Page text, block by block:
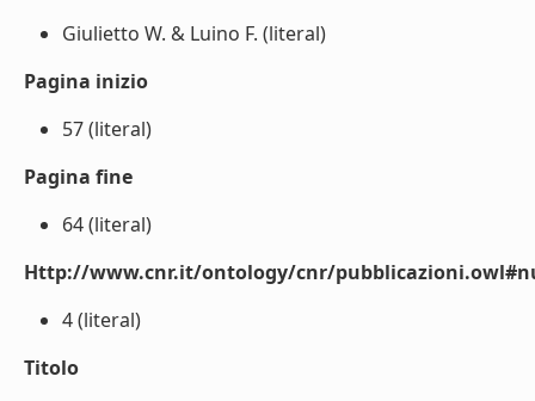
Giulietto W. & Luino F. (literal)
Pagina inizio
57 (literal)
Pagina fine
64 (literal)
Http://www.cnr.it/ontology/cnr/
4 (literal)
Titolo